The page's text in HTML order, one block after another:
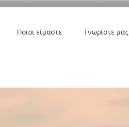
Ποιοι είμαστε Γνωρίστε μας